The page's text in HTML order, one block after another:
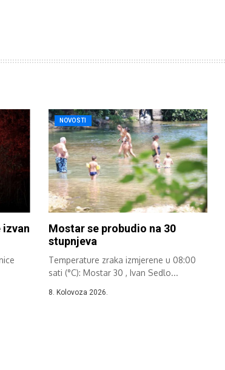
izvan
NOVOSTI
Mostar se probudio na 30
stupnjeva
Temperature zraka izmjerene u 08:00
sati (°C): Mostar 30 , Ivan Sedlo...
8. Kolovoza 2026.